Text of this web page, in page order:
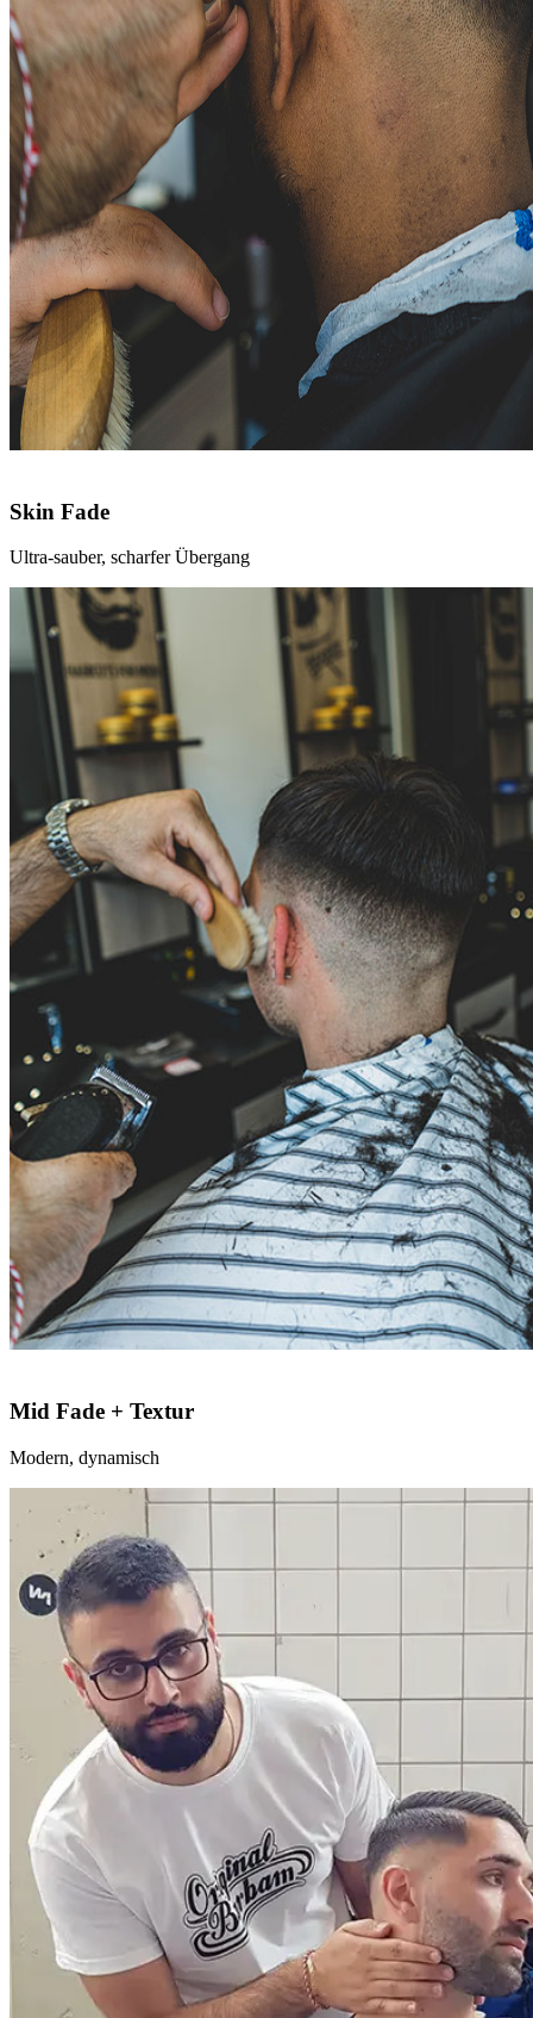
Skin Fade
Ultra-sauber, scharfer Übergang
Mid Fade + Textur
Modern, dynamisch